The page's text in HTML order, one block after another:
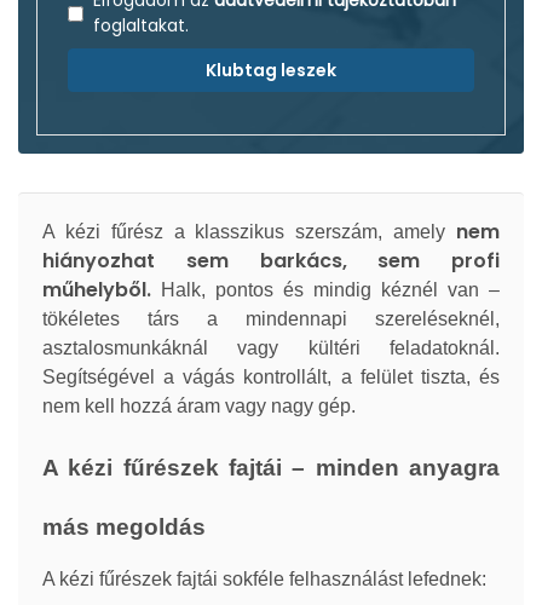
foglaltakat.
Klubtag leszek
A kézi fűrész a klasszikus szerszám, amely nem
hiányozhat sem barkács, sem profi
műhelyből. Halk, pontos és mindig kéznél van –
tökéletes társ a mindennapi szereléseknél,
asztalosmunkáknál vagy kültéri feladatoknál.
Segítségével a vágás kontrollált, a felület tiszta, és
nem kell hozzá áram vagy nagy gép.
A kézi fűrészek fajtái – minden anyagra
más megoldás
A kézi fűrészek fajtái sokféle felhasználást lefednek: